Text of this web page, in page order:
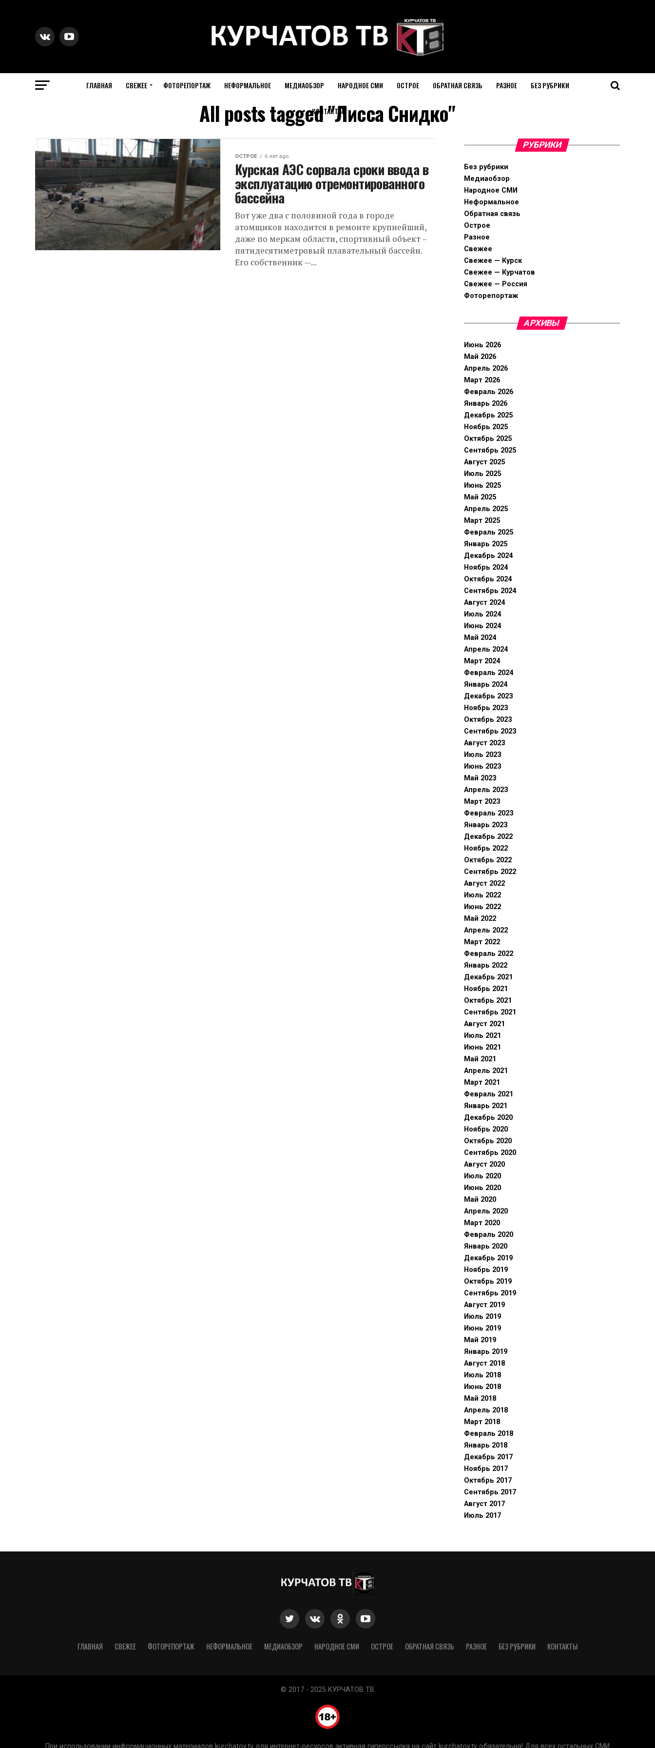
ГЛАВНАЯ СВЕЖЕЕ ФОТОРЕПОРТАЖ НЕФОРМАЛЬНОЕ МЕДИАОБЗОР НАРОДНОЕ СМИ ОСТРОЕ ОБРАТНАЯ СВЯЗЬ РАЗНОЕ БЕЗ РУБРИКИ
КОНТАКТЫ
All posts tagged "Лисса Снидко"
ОСТРОЕ 6 лет ago
Курская АЭС сорвала сроки ввода в
эксплуатацию отремонтированного
бассейна
Вот уже два с половиной года в городе
атомщиков находится в ремонте крупнейший,
даже по меркам области, спортивный объект –
пятидесятиметровый плавательный бассейн.
Его собственник —...
РУБРИКИ
Без рубрики
Медиаобзор
Народное СМИ
Неформальное
Обратная связь
Острое
Разное
Свежее
Свежее — Курск
Свежее — Курчатов
Свежее — Россия
Фоторепортаж
АРХИВЫ
Июнь 2026
Май 2026
Апрель 2026
Март 2026
Февраль 2026
Январь 2026
Декабрь 2025
Ноябрь 2025
Октябрь 2025
Сентябрь 2025
Август 2025
Июль 2025
Июнь 2025
Май 2025
Апрель 2025
Март 2025
Февраль 2025
Январь 2025
Декабрь 2024
Ноябрь 2024
Октябрь 2024
Сентябрь 2024
Август 2024
Июль 2024
Июнь 2024
Май 2024
Апрель 2024
Март 2024
Февраль 2024
Январь 2024
Декабрь 2023
Ноябрь 2023
Октябрь 2023
Сентябрь 2023
Август 2023
Июль 2023
Июнь 2023
Май 2023
Апрель 2023
Март 2023
Февраль 2023
Январь 2023
Декабрь 2022
Ноябрь 2022
Октябрь 2022
Сентябрь 2022
Август 2022
Июль 2022
Июнь 2022
Май 2022
Апрель 2022
Март 2022
Февраль 2022
Январь 2022
Декабрь 2021
Ноябрь 2021
Октябрь 2021
Сентябрь 2021
Август 2021
Июль 2021
Июнь 2021
Май 2021
Апрель 2021
Март 2021
Февраль 2021
Январь 2021
Декабрь 2020
Ноябрь 2020
Октябрь 2020
Сентябрь 2020
Август 2020
Июль 2020
Июнь 2020
Май 2020
Апрель 2020
Март 2020
Февраль 2020
Январь 2020
Декабрь 2019
Ноябрь 2019
Октябрь 2019
Сентябрь 2019
Август 2019
Июль 2019
Июнь 2019
Май 2019
Январь 2019
Август 2018
Июль 2018
Июнь 2018
Май 2018
Апрель 2018
Март 2018
Февраль 2018
Январь 2018
Декабрь 2017
Ноябрь 2017
Октябрь 2017
Сентябрь 2017
Август 2017
Июль 2017
ГЛАВНАЯ СВЕЖЕЕ ФОТОРЕПОРТАЖ НЕФОРМАЛЬНОЕ МЕДИАОБЗОР НАРОДНОЕ СМИ ОСТРОЕ ОБРАТНАЯ СВЯЗЬ РАЗНОЕ БЕЗ РУБРИКИ КОНТАКТЫ
© 2017 - 2025 КУРЧАТОВ ТВ
При использовании информационных материалов kurchatov.tv для интернет-ресурсов активная гиперссылка на сайт kurchatov.tv обязательна! Для всех остальных СМИ